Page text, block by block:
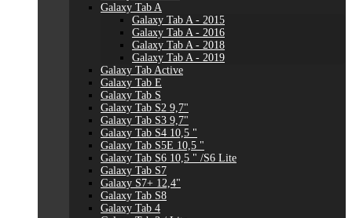
Galaxy Tab A
Galaxy Tab A - 2015
Galaxy Tab A - 2016
Galaxy Tab A - 2018
Galaxy Tab A - 2019
Galaxy Tab Active
Galaxy Tab E
Galaxy Tab S
Galaxy Tab S2 9,7"
Galaxy Tab S3 9,7"
Galaxy Tab S4 10,5 "
Galaxy Tab S5E 10,5 "
Galaxy Tab S6 10,5 " /S6 Lite
Galaxy Tab S7
Galaxy S7+ 12,4"
Galaxy Tab S8
Galaxy Tab 4